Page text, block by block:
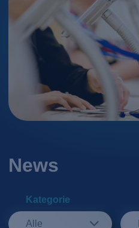
News
Kategorie
Alle